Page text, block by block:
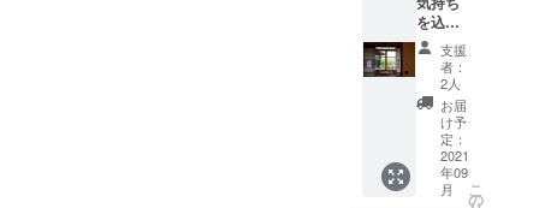
ら１年
間
書くた
めの
情報の
記載を
お願い
しま
す。
広告不
要の場
合は
「不
トは
メール
でお送
りいた
しま
す。 ご
来店い
ただい
た際
に、ヨ
リドコ
を込め
たメッ
セージ
とヨリ
ドコロ1
日×5日
分ご利
用チ
ケット
をお送
支援
者：
2人
お届
け予
定：
2021
年09
月
こ
の